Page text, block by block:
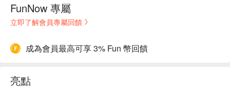
FunNow 專屬
立即了解會員專屬回饋
成為會員最高可享 3% Fun 幣回饋
亮點